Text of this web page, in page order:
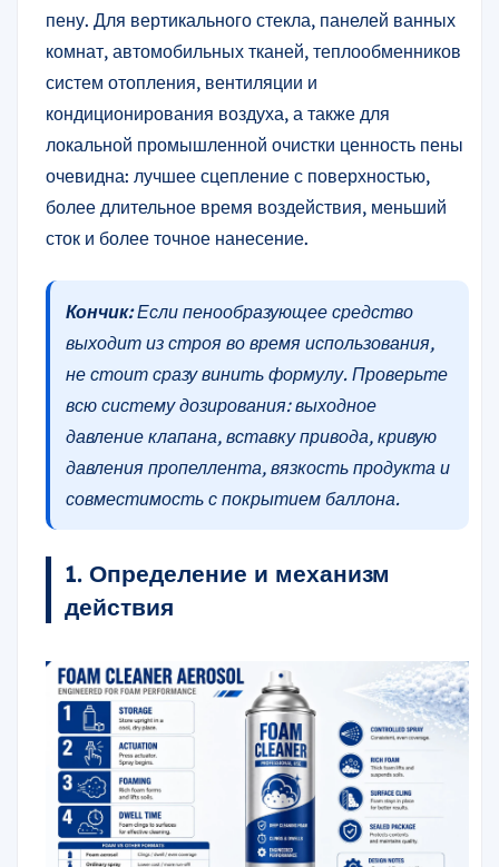
пену. Для вертикального стекла, панелей ванных
комнат, автомобильных тканей, теплообменников
систем отопления, вентиляции и
кондиционирования воздуха, а также для
локальной промышленной очистки ценность пены
очевидна: лучшее сцепление с поверхностью,
более длительное время воздействия, меньший
сток и более точное нанесение.
Кончик:Если пенообразующее средство
выходит из строя во время использования,
не стоит сразу винить формулу. Проверьте
всю систему дозирования: выходное
давление клапана, вставку привода, кривую
давления пропеллента, вязкость продукта и
совместимость с покрытием баллона.
1. Определение и механизм
действия